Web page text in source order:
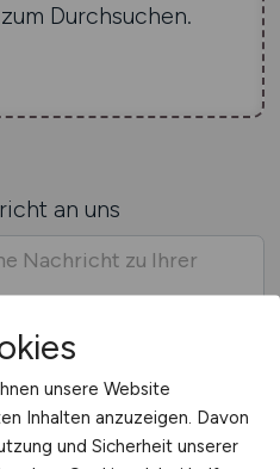
Durchsuchen.
an uns
unsere Website
Inhalten anzuzeigen. Davon
und Sicherheit unserer